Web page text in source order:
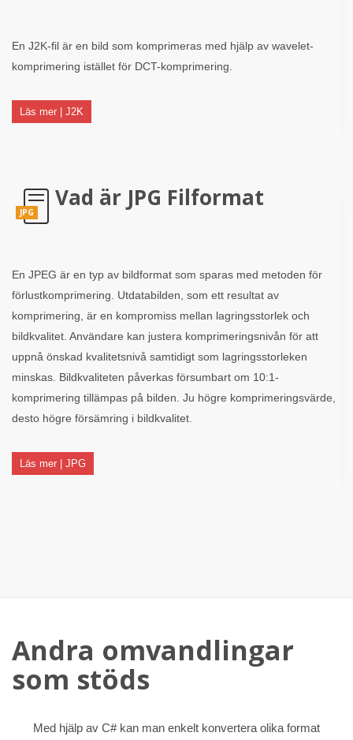
En J2K-fil är en bild som komprimeras med hjälp av wavelet-
komprimering istället för DCT-komprimering.
Läs mer | J2K
JPG
Vad är JPG Filformat
En JPEG är en typ av bildformat som sparas med metoden för
förlustkomprimering. Utdatabilden, som ett resultat av
komprimering, är en kompromiss mellan lagringsstorlek och
bildkvalitet. Användare kan justera komprimeringsnivån för att
uppnå önskad kvalitetsnivå samtidigt som lagringsstorleken
minskas. Bildkvaliteten påverkas försumbart om 10:1-
komprimering tillämpas på bilden. Ju högre komprimeringsvärde,
desto högre försämring i bildkvalitet.
Läs mer | JPG
Andra omvandlingar
som stöds
Med hjälp av C# kan man enkelt konvertera olika format